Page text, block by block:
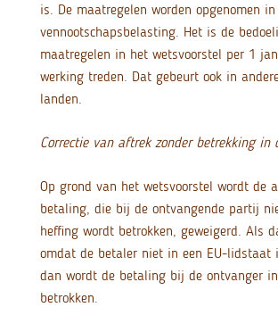
is. De maatregelen worden opgenomen
vennootschapsbelasting. Het is de
maatregelen in het wetsvoorstel per 1
werking treden. Dat gebeurt ook in
landen.
Correctie van aftrek zonder betrekking in
Op grond van het wetsvoorstel wordt de
betaling, die bij de ontvangende partij
heffing wordt betrokken, geweigerd. Als
omdat de betaler niet in een EU-lidstaat
dan wordt de betaling bij de ontvanger
betrokken.